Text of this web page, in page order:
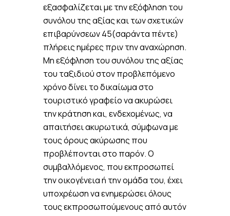
εξασφαλίζεται με την εξόφληση του
συνόλου της αξίας και των σχετικών
επιβαρύνσεων 45(σαράντα πέντε)
πλήρεις ημέρες πριν την αναχώρηση.
Μη εξόφληση του συνόλου της αξίας
του ταξιδιού στον προβλεπόμενο
χρόνο δίνει το δικαίωμα στο
τουριστικό γραφείο να ακυρώσει
την κράτηση και, ενδεχομένως, να
απαιτήσει ακυρωτικά, σύμφωνα με
τους όρους ακύρωσης που
προβλέπονται στο παρόν. Ο
συμβαλλόμενος, που εκπροσωπεί
την οικογένεια ή την ομάδα του, έχει
υποχρέωση να ενημερώσει όλους
τους εκπροσωπούμενους από αυτόν